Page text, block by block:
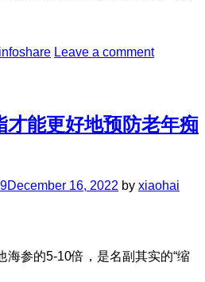
infoshare Leave a comment
才能更好地预防老年痴
December 16, 2022 by xiaohai
海参的5-10倍，是名副其实的“缩